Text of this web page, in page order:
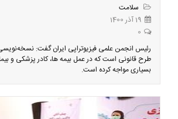
سلامت
19 آذر 1400
0
رئیس انجمن علمی فیزیوتراپی ایران گفت:
طرح قانونی است که در عمل بیمه ها، کادر پزشکی و
بسیاری مواجه کرده است.